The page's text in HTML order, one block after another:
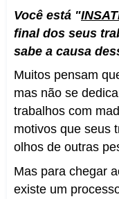
Você está "
final dos seus
sabe a causa
Muitos pensam
mas não se
trabalhos com
motivos que seus
olhos de outras
Mas para chegar
existe um